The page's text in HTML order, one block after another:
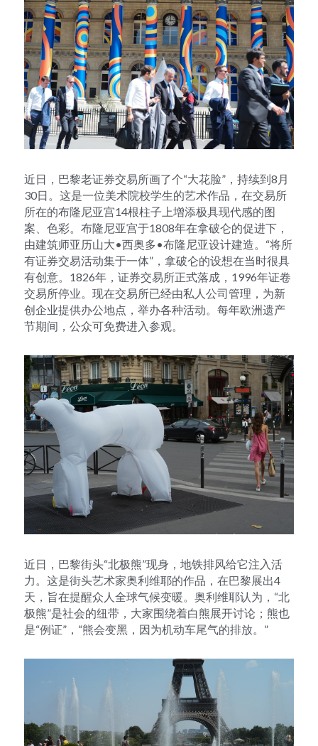
近日，巴黎老证券交易所画了个“大花脸”，持续到8月
30日。这是一位美术院校学生的艺术作品，在交易所
所在的布隆尼亚宫14根柱子上增添极具现代感的图
案、色彩。布隆尼亚宫于1808年在拿破仑的促进下，
由建筑师亚历山大•西奥多•布隆尼亚设计建造。“将所
有证券交易活动集于一体”，拿破仑的设想在当时很具
有创意。1826年，证券交易所正式落成，1996年证卷
交易所停业。现在交易所已经由私人公司管理，为新
创企业提供办公地点，举办各种活动。每年欧洲遗产
节期间，公众可免费进入参观。
近日，巴黎街头“北极熊”现身，地铁排风给它注入活
力。这是街头艺术家奥利维耶的作品，在巴黎展出4
天，旨在提醒众人全球气候变暖。奥利维耶认为，“北
极熊”是社会的纽带，大家围绕着白熊展开讨论；熊也
是“例证”，“熊会变黑，因为机动车尾气的排放。”